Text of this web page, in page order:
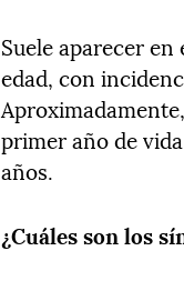
Suele aparecer
edad, con
primer año de
años.
¿Cuáles son los